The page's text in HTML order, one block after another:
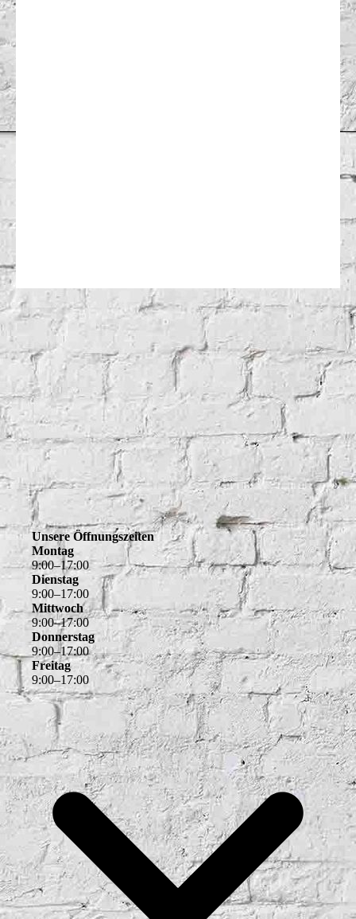
Unsere Öffnungszeiten
Montag
9:00–17:00
Dienstag
9:00–17:00
Mittwoch
9:00–17:00
Donnerstag
9:00–17:00
Freitag
9:00–17:00